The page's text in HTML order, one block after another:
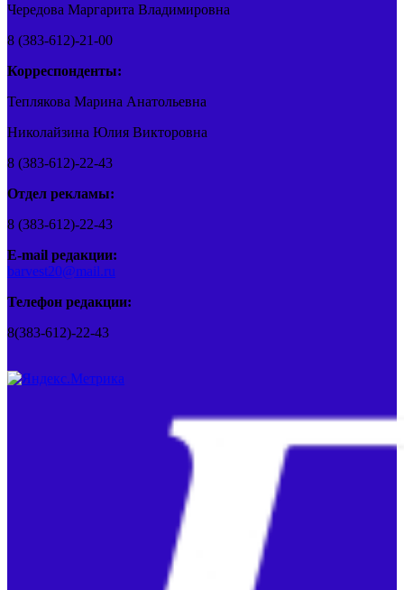
Чередова Маргарита Владимировна
8 (383-612)-21-00
Корреспонденты:
Теплякова Марина Анатольевна
Николайзина Юлия Викторовна
8 (383-612)-22-43
Отдел рекламы:
8 (383-612)-22-43
E-mail редакции:
barvest20@mail.ru
Телефон редакции:
8(383-612)-22-43